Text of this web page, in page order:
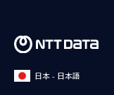
日本 - 日本語